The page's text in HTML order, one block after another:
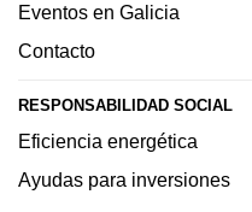
Eventos en Galicia
Contacto
RESPONSABILIDAD SOCIAL
Eficiencia energética
Ayudas para inversiones